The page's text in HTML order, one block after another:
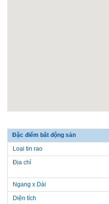
Đặc điểm bất động sản
Loại tin rao
Địa chỉ
Ngang x Dài
Diện tích